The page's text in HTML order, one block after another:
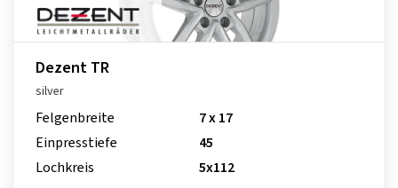
Dezent TR
silver
Felgenbreite
7 x 17
Einpresstiefe
45
Lochkreis
5x112